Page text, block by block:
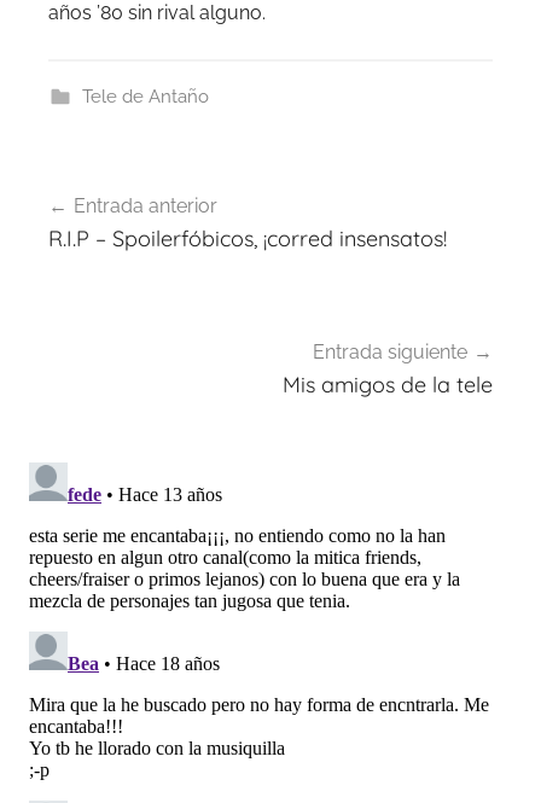
años ’80 sin rival alguno.
Tele de Antaño
de
Entrada anterior
R.I.P – Spoilerfóbicos, ¡corred insensatos!
Entrada siguiente
Mis amigos de la tele